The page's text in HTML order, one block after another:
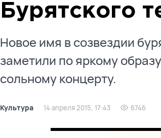
Бурятского
Новое имя в созвездии
заметили по яркому
сольному концерту.
Культура 14 апреля 2015, 17:43 6746